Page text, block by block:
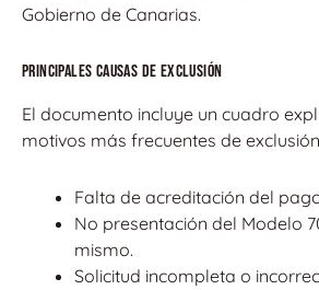
Gobierno de Canarias.
Principales causas de exclusión
El documento incluye un cuadro
motivos más frecuentes de
Falta de acreditación del
No presentación del Modelo
mismo.
Solicitud incompleta o